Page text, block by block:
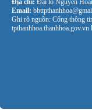
Địa chỉ: Đại lộ Nguyễn
Email:
Ghi rõ nguồn: Cổng thông